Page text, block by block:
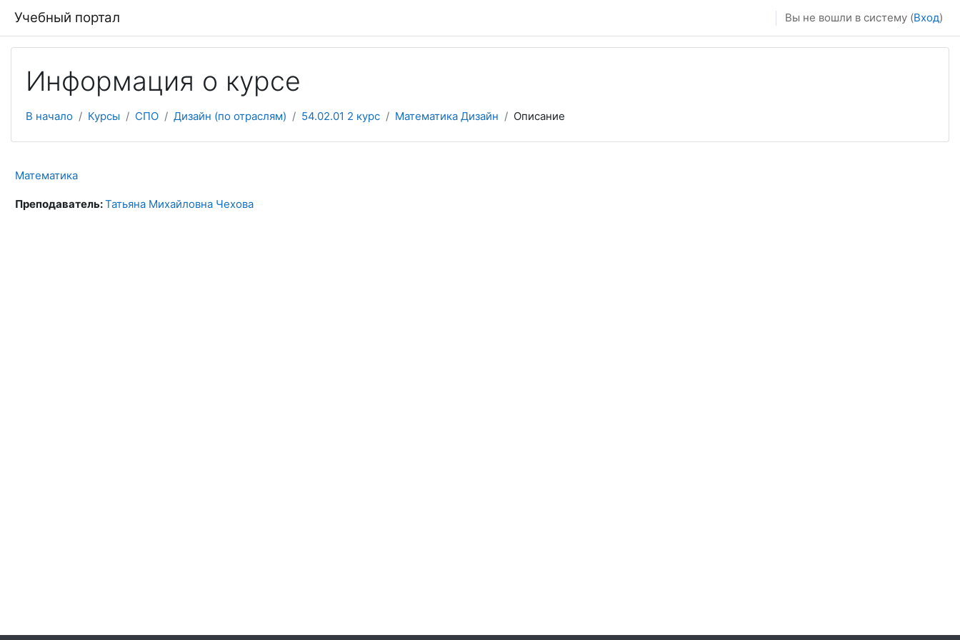
Учебный портал Вы не вошли в систему (Вход)
Информация о курсе
В начало Курсы СПО Дизайн (по отраслям) 54.02.01 2 курс Математика Дизайн Описание
Математика
Преподаватель:Татьяна Михайловна Чехова